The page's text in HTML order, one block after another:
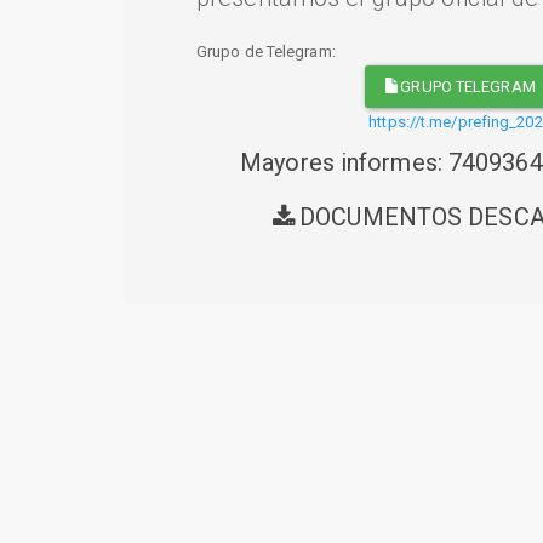
Grupo de Telegram:
GRUPO TELEGRAM
https://t.me/
Mayores informes:
DOCUMENTOS